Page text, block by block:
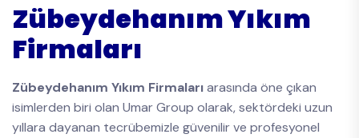
Zübeydehanım Yıkım
Firmaları
Zübeydehanım Yıkım Firmalarıarasında öne çıkan
isimlerden biri olan Umar Group olarak, sektördeki uzun
yıllara dayanan tecrübemizle güvenilir ve profesyonel